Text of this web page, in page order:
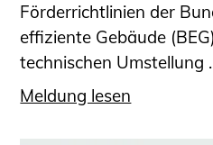
Förderrichtlinien der
effiziente Gebäude
technischen Umstellung
Meldung lesen